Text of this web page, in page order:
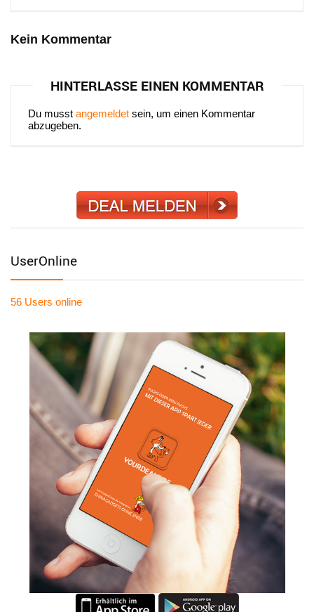
Kein Kommentar
HINTERLASSE EINEN KOMMENTAR
Du musst angemeldet sein, um einen Kommentar
abzugeben.
UserOnline
56 Users online